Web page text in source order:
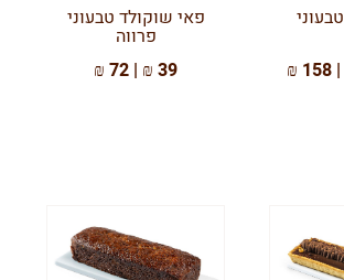
פאי שוקולד טבעוני
פרווה
39 ₪ | 72 ₪